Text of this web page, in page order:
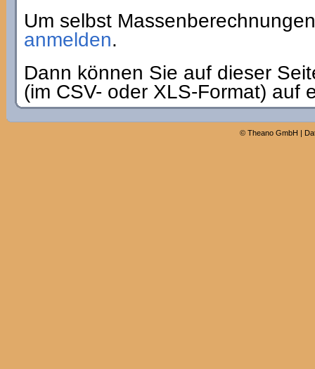
Um selbst
anmelden.
Dann können Sie auf dieser
(im CSV- oder XLS-Format) auf
© Theano GmbH |